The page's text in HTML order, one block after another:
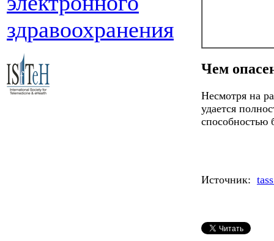
здравоохранения
Чем
Несмотря на
удается
способностью
Источник: